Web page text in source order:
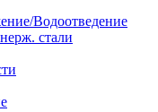
Водоотведение
стали